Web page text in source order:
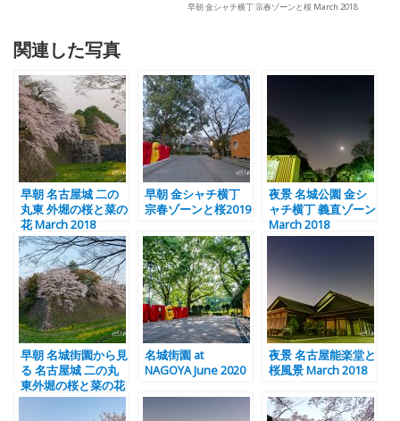
早朝 金シャチ横丁 宗春ゾーンと桜 March 2018
関連した写真
早朝 名古屋城 二の
丸東 外堀の桜と菜の
花 March 2018
早朝 金シャチ横丁
宗春ゾーンと桜2019
夜景 名城公園 金シ
ャチ横丁 義直ゾーン
March 2018
早朝 名城街園から見
る 名古屋城 二の丸
東外堀の桜と菜の花
名城街園 at
NAGOYA June 2020
夜景 名古屋能楽堂と
桜風景 March 2018